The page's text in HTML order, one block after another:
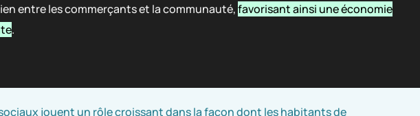
entre les commerçants et la communauté,favorisant ainsi une économie
.
jouent un rôle croissant dans la façon dont les habitants de